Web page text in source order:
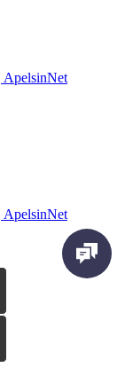
ApelsinNet
ApelsinNet